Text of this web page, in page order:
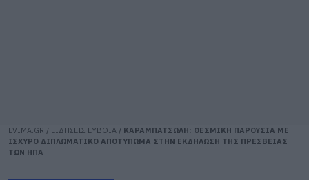
EVIMA.GR / ΕΙΔΗΣΕΙΣ ΕΥΒΟΙΑ / ΚΑΡΑΜΠΑΤΣΩΛΗ: ΘΕΣΜΙΚΗ ΠΑΡΟΥΣΙΑ ΜΕ
ΙΣΧΥΡΟ ΔΙΠΛΩΜΑΤΙΚΟ ΑΠΟΤΥΠΩΜΑ ΣΤΗΝ ΕΚΔΗΛΩΣΗ ΤΗΣ ΠΡΕΣΒΕΙΑΣ
ΤΩΝ ΗΠΑ